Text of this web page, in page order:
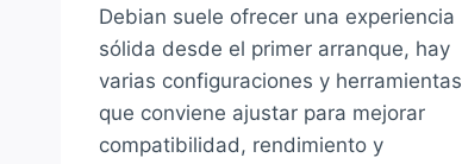
Debian suele ofrecer una experiencia
sólida desde el primer arranque, hay
varias configuraciones y herramientas
que conviene ajustar para mejorar
compatibilidad, rendimiento y